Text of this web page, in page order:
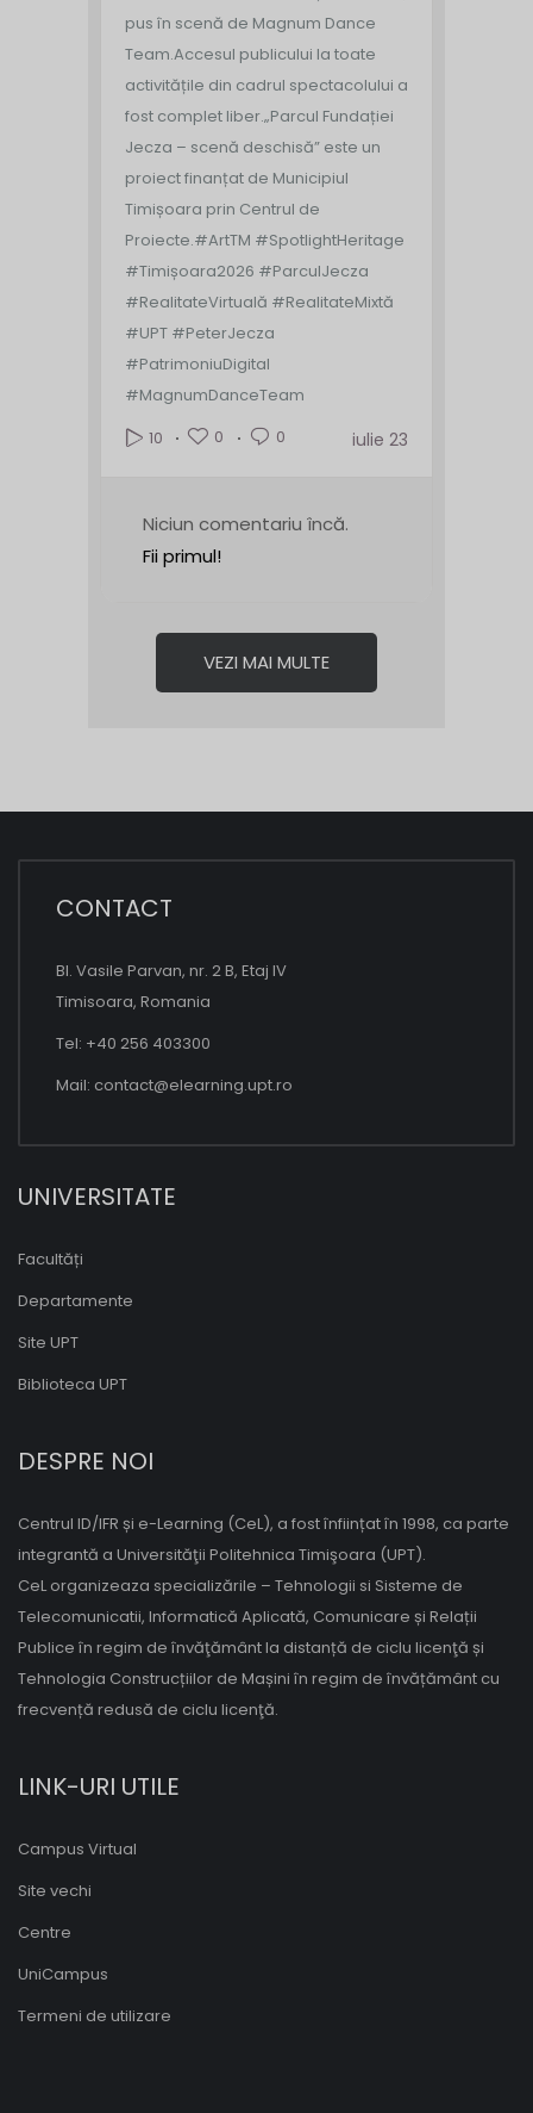
pus în scenă de Magnum Dance
Team.Accesul publicului la toate
activitățile din cadrul spectacolului a
fost complet liber.„Parcul Fundației
Jecza – scenă deschisă” este un
proiect finanțat de Municipiul
Timișoara prin Centrul de
Proiecte.#ArtTM #SpotlightHeritage
#Timișoara2026 #ParculJecza
#RealitateVirtuală #RealitateMixtă
#UPT #PeterJecza
#PatrimoniuDigital
#MagnumDanceTeam
10
0 0 iulie 23
Niciun comentariu încă.
Fii primul!
VEZI MAI MULTE
CONTACT
Bl. Vasile Parvan, nr. 2 B, Etaj IV
Timisoara, Romania
Tel: +40 256 403300
Mail: contact@elearning.upt.ro
UNIVERSITATE
Facultăți
Departamente
Site UPT
Biblioteca UPT
DESPRE NOI
Centrul ID/IFR și e-Learning (CeL), a fost înființat în 1998, ca parte
integrantă a Universităţii Politehnica Timişoara (UPT).
CeL organizeaza specializările – Tehnologii si Sisteme de
Telecomunicatii, Informatică Aplicată, Comunicare și Relații
Publice în regim de învăţământ la distanță de ciclu licenţă și
Tehnologia Construcțiilor de Mașini în regim de învățământ cu
frecvență redusă de ciclu licenţă.
LINK-URI UTILE
Campus Virtual
Site vechi
Centre
UniCampus
Termeni de utilizare